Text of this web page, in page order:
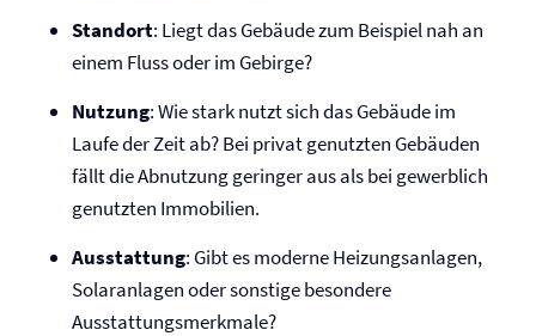
Standort: Liegt das Gebäude zum Beispiel nah an
einem Fluss oder im Gebirge?
Nutzung: Wie stark nutzt sich das Gebäude im
Laufe der Zeit ab? Bei privat genutzten Gebäuden
fällt die Abnutzung geringer aus als bei gewerblich
genutzten Immobilien.
Ausstattung: Gibt es moderne Heizungsanlagen,
Solaranlagen oder sonstige besondere
Ausstattungsmerkmale?